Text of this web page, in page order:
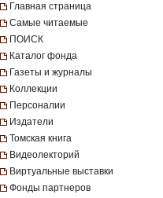
Главная страница
Самые читаемые
ПОИСК
Каталог фонда
Газеты и журналы
Коллекции
Персоналии
Издатели
Томская книга
Видеолекторий
Виртуальные выставки
Фонды партнеров